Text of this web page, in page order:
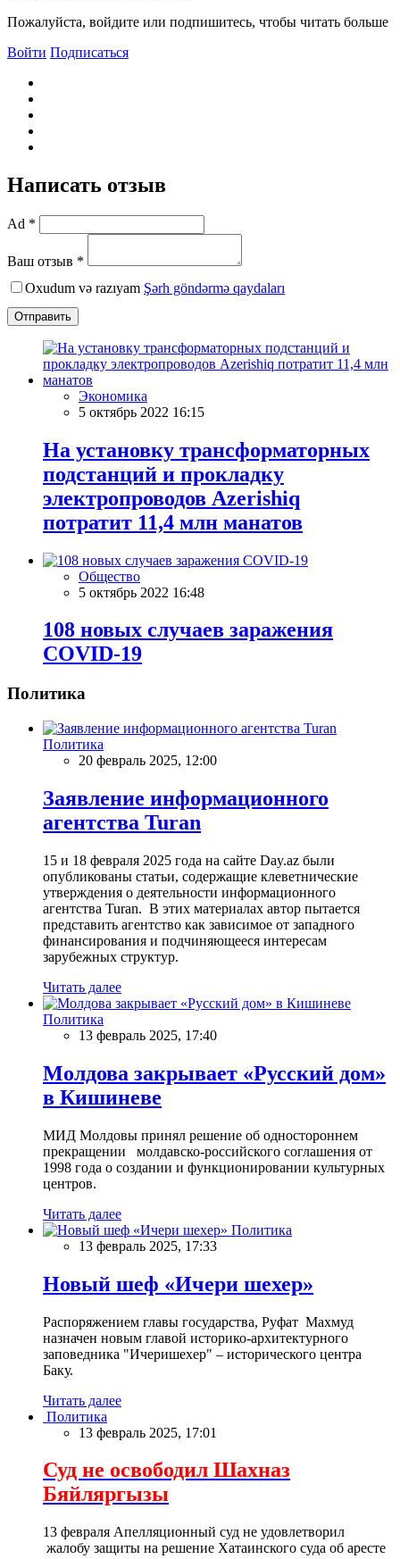
Пожалуйста, войдите или подпишитесь, чтобы читать больше
Войти Подписаться
Написать отзыв
Ad *
Ваш отзыв *
Oxudum və razıyam Şərh göndərmə qaydaları
Отправить
Экономика
5 октябрь 2022 16:15
На установку трансформаторных
подстанций и прокладку
электропроводов Azerishiq
потратит 11,4 млн манатов
Общество
5 октябрь 2022 16:48
108 новых случаев заражения
COVID-19
Политика
Политика
20 февраль 2025, 12:00
Заявление информационного
агентства Turan
15 и 18 февраля 2025 года на сайте Day.az были
опубликованы статьи, содержащие клеветнические
утверждения о деятельности информационного
агентства Turan. В этих материалах автор пытается
представить агентство как зависимое от западного
финансирования и подчиняющееся интересам
зарубежных структур.
Читать далее
Политика
13 февраль 2025, 17:40
Молдова закрывает «Русский дом»
в Кишиневе
МИД Молдовы принял решение об одностороннем
прекращении молдавско-российского соглашения от
1998 года о создании и функционировании культурных
центров.
Читать далее
Политика
13 февраль 2025, 17:33
Новый шеф «Ичери шехер»
Распоряжением главы государства, Руфат Махмуд
назначен новым главой историко-архитектурного
заповедника "Ичеришехер" – исторического центра
Баку.
Читать далее
Политика
13 февраль 2025, 17:01
Суд не освободил Шахназ
Бяйляргызы
13 февраля Апелляционный суд не удовлетворил
жалобу защиты на решение Хатаинского суда об аресте